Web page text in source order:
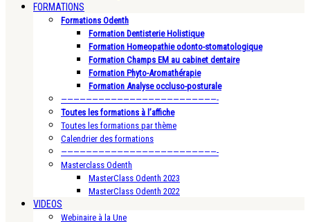
FORMATIONS
Formations Odenth
Formation Dentisterie Holistique
Formation Homeopathie odonto-stomatologique
Formation Champs EM au cabinet dentaire
Formation Phyto-Aromathérapie
Formation Analyse occluso-posturale
—————————————————————————-
Toutes les formations à l’affiche
Toutes les formations par thème
Calendrier des formations
—————————————————————————-
Masterclass Odenth
MasterClass Odenth 2023
MasterClass Odenth 2022
VIDEOS
Webinaire à la Une